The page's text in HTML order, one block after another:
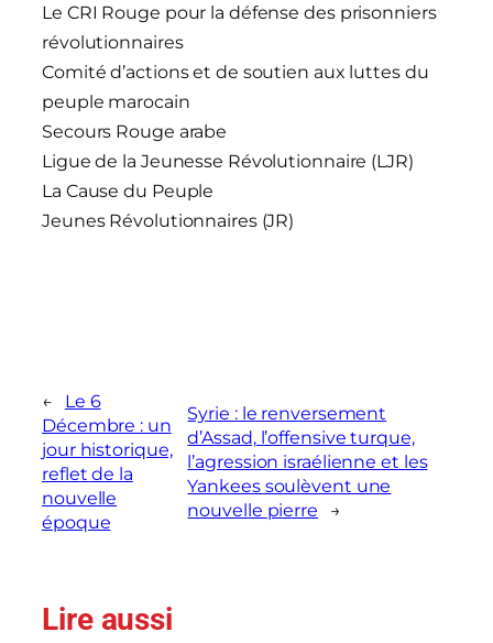
Le CRI Rouge pour la défense des prisonniers
révolutionnaires
Comité d’actions et de soutien aux luttes du
peuple marocain
Secours Rouge arabe
Ligue de la Jeunesse Révolutionnaire (LJR)
La Cause du Peuple
Jeunes Révolutionnaires (JR)
←
Le 6
Décembre : un
jour historique,
reflet de la
nouvelle
époque
Syrie : le renversement
d’Assad, l’offensive turque,
l’agression israélienne et les
Yankees soulèvent une
nouvelle pierre
→
Lire aussi